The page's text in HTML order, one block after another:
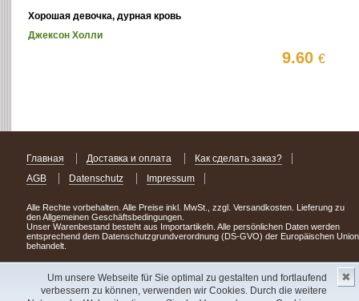
Um unsere Webseite für Sie optimal zu gestalten und fortlaufend
verbessern zu können, verwenden wir Cookies. Durch die weitere
✖
Хорошая девочка, дурная кровь
Джексон Холли
9.60€
Главная Доставка и оплата
Как сделать заказ?
AGB
Datenschutz Impressum
Alle Rechte vorbehalten. Alle Preise inkl. MwSt., zzgl. Versandkosten. Lieferung zu
den Allgemeinen Geschäftsbedingungen.
Unser Warenbestand besteht aus Importartikeln. Alle persönlichen Daten werden
entsprechend dem Datenschutzgrundverordnung (DS-GVO) der Europäischen Union
behandelt.
Сделав заказ сегодня, уже через день или два Вы можете стать обладателем
НОВИНКИ из Германии! Удачного поиска!